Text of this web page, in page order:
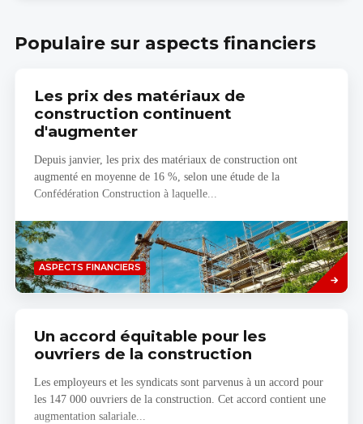
Populaire sur aspects financiers
Les prix des matériaux de
construction continuent
d'augmenter
Depuis janvier, les prix des matériaux de construction ont
augmenté en moyenne de 16 %, selon une étude de la
Confédération Construction à laquelle...
ASPECTS FINANCIERS
Savoir
plus
Un accord équitable pour les
ouvriers de la construction
Les employeurs et les syndicats sont parvenus à un accord pour
les 147 000 ouvriers de la construction. Cet accord contient une
augmentation salariale...